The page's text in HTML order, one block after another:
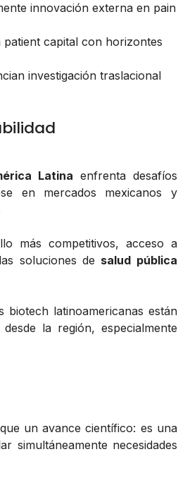
innovación externa en pain
capital con horizontes
investigación traslacional
Latina enfrenta desafíos
en mercados mexicanos y
más competitivos, acceso a
soluciones de salud pública
biotech latinoamericanas están
la región, especialmente
un avance científico: es una
simultáneamente necesidades